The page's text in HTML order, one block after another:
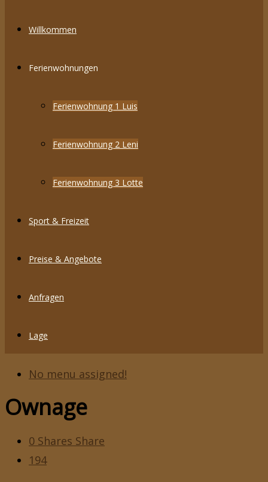
Willkommen
Ferienwohnungen
Ferienwohnung 1 Luis
Ferienwohnung 2 Leni
Ferienwohnung 3 Lotte
Sport & Freizeit
Preise & Angebote
Anfragen
Lage
No menu assigned!
Ownage
0 Shares Share
194